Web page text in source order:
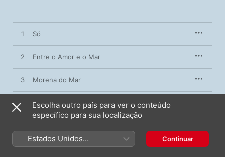
1 Só
2 Entre o Amor e o Mar
3 Morena do Mar
4 Braço de Mar
6 À Contraluz
Escolha outro país para ver o conteúdo
específico para sua localização
Estados Unidos
(Português Brasil)
Continuar